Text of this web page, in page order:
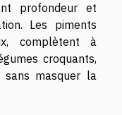
profondeur et
Les piments
complètent à
croquants,
sans masquer la